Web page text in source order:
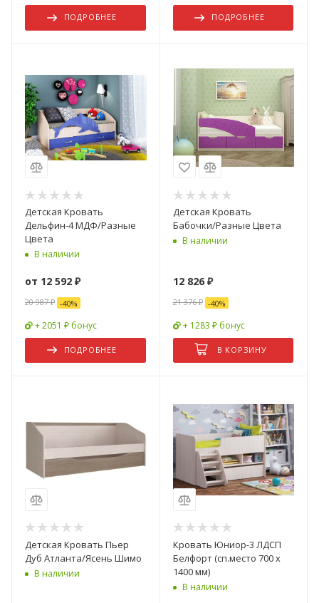
ПОДРОБНЕЕ ПОДРОБНЕЕ
Детская Кровать
Дельфин-4 МДФ/Разные
Цвета
В наличии
от 12 592 ₽
20 987 ₽ -40%
+ 2051 ₽ бонус
ПОДРОБНЕЕ
Детская Кровать
Бабочки/Разные Цвета
В наличии
12 826₽
21 376₽ -40%
+ 1283 ₽ бонус
В КОРЗИНУ
Детская Кровать Пьер
Дуб Атланта/Ясень Шимо
В наличии
Кровать Юниор-3 ЛДСП
Белфорт (сп.место 700 х
1400 мм)
В наличии